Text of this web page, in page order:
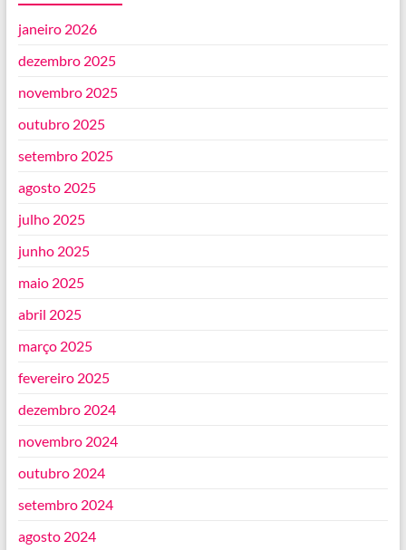
janeiro 2026
dezembro 2025
novembro 2025
outubro 2025
setembro 2025
agosto 2025
julho 2025
junho 2025
maio 2025
abril 2025
março 2025
fevereiro 2025
dezembro 2024
novembro 2024
outubro 2024
setembro 2024
agosto 2024